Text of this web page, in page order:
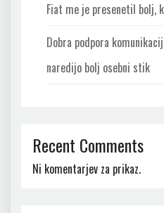
Fiat me je presenetil bolj,
Dobra podpora
naredijo bolj osebni stik
Recent Comments
Ni komentarjev za prikaz.